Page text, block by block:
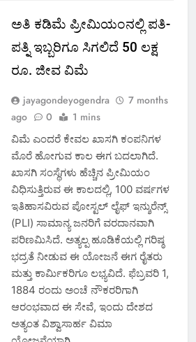
ಅತಿ ಕಡಿಮೆ ಪ್ರೀಮಿಯಂನಲ್ಲಿ ಪತಿ-
ಪತ್ನಿ ಇಬ್ಬರಿಗೂ ಸಿಗಲಿದೆ 50 ಲಕ್ಷ
ರೂ. ಜೀವ ವಿಮೆ
jayagondeyogendra
7 months
ago
0 1 mins
ವಿಮೆ ಎಂದರೆ ಕೇವಲ ಖಾಸಗಿ ಕಂಪನಿಗಳ
ಮೊರೆ ಹೋಗುವ ಕಾಲ ಈಗ ಬದಲಾಗಿದೆ.
ಖಾಸಗಿ ಸಂಸ್ಥೆಗಳು ಹೆಚ್ಚಿನ ಪ್ರೀಮಿಯಂ
ವಿಧಿಸುತ್ತಿರುವ ಈ ಕಾಲದಲ್ಲಿ, 100 ವರ್ಷಗಳ
ಇತಿಹಾಸವಿರುವ ಪೋಸ್ಟಲ್ ಲೈಫ್ ಇನ್ಶುರೆನ್ಸ್
(PLI) ಸಾಮಾನ್ಯ ಜನರಿಗೆ ವರದಾನವಾಗಿ
ಪರಿಣಮಿಸಿದೆ. ಅತ್ಯಲ್ಪ ಹೂಡಿಕೆಯಲ್ಲಿ ಗರಿಷ್ಠ
ಭದ್ರತೆ ನೀಡುವ ಈ ಯೋಜನೆ ಈಗ ರೈತರು
ಮತ್ತು ಕಾರ್ಮಿಕರಿಗೂ ಲಭ್ಯವಿದೆ. ಫೆಬ್ರವರಿ 1,
1884 ರಂದು ಅಂಚೆ ನೌಕರರಿಗಾಗಿ
ಆರಂಭವಾದ ಈ ಸೇವೆ, ಇಂದು ದೇಶದ
ಅತ್ಯಂತ ವಿಶ್ವಾಸಾರ್ಹ ವಿಮಾ